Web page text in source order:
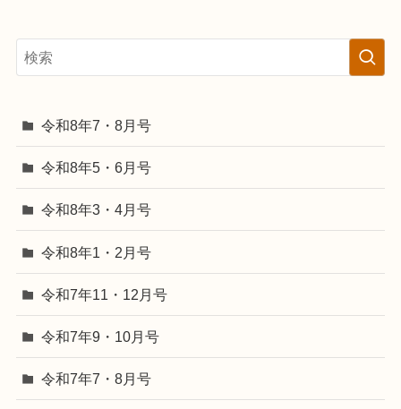
令和8年7・8月号
令和8年5・6月号
令和8年3・4月号
令和8年1・2月号
令和7年11・12月号
令和7年9・10月号
令和7年7・8月号